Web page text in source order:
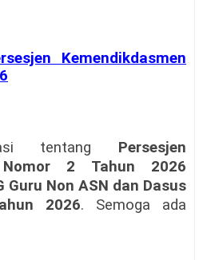
Kemendikdasmen
tentang Persesjen
Nomor 2 Tahun 2026
Guru Non ASN dan Dasus
2026. Semoga ada